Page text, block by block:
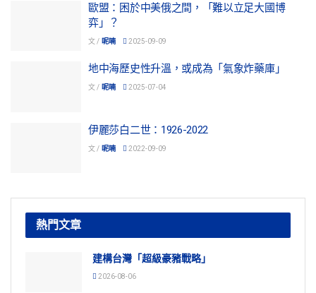
歐盟：困於中美俄之間，「難以立足大國博
弈」？
文 / 呢喃 2025-09-09
地中海歷史性升溫，或成為「氣象炸藥庫」
文 / 呢喃 2025-07-04
伊麗莎白二世：1926-2022
文 / 呢喃 2022-09-09
熱門文章
建構台灣「超級豪豬戰略」
2026-08-06